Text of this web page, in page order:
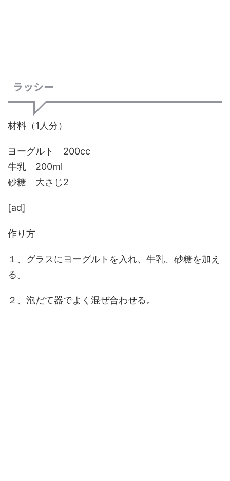
ラッシー
材料（1人分）
ヨーグルト 200cc
牛乳 200ml
砂糖 大さじ2
[ad]
作り方
１、グラスにヨーグルトを入れ、牛乳、砂糖を加え
る。
２、泡だて器でよく混ぜ合わせる。